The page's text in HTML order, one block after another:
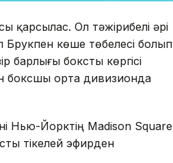
қарсылас. Ол тәжірибелі әрі
Брукпен көше төбелесі болып
барлығы боксты көргісі
боксшы орта дивизионда
Нью-Йорктің Madison Square
тікелей эфирден